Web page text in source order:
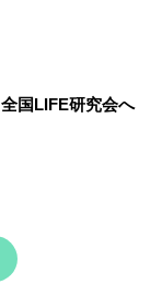
国LIFE研究会へ